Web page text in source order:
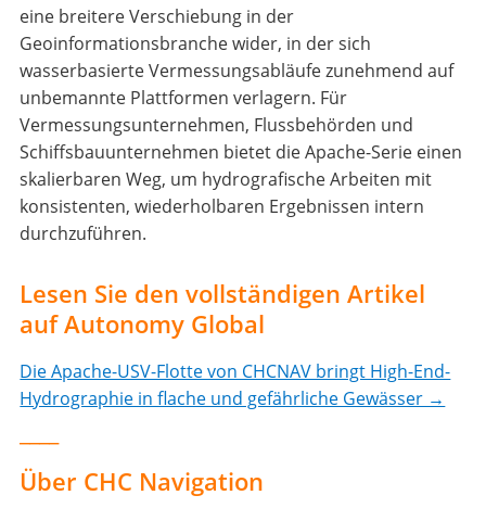
eine breitere Verschiebung in der
Geoinformationsbranche wider, in der sich
wasserbasierte Vermessungsabläufe zunehmend auf
unbemannte Plattformen verlagern. Für
Vermessungsunternehmen, Flussbehörden und
Schiffsbauunternehmen bietet die Apache-Serie einen
skalierbaren Weg, um hydrografische Arbeiten mit
konsistenten, wiederholbaren Ergebnissen intern
durchzuführen.
Lesen Sie den vollständigen Artikel
auf Autonomy Global
Die Apache-USV-Flotte von CHCNAV bringt High-End-
Hydrographie in flache und gefährliche Gewässer →
Über CHC Navigation